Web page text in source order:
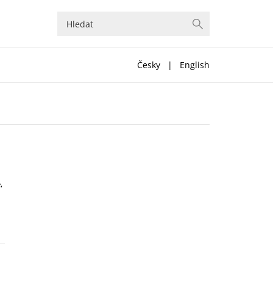
Česky | English